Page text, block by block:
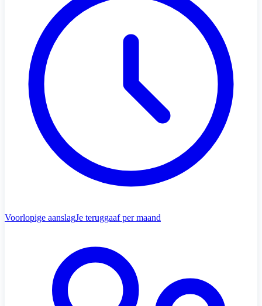
Voorlopige aanslagJe teruggaaf per maand